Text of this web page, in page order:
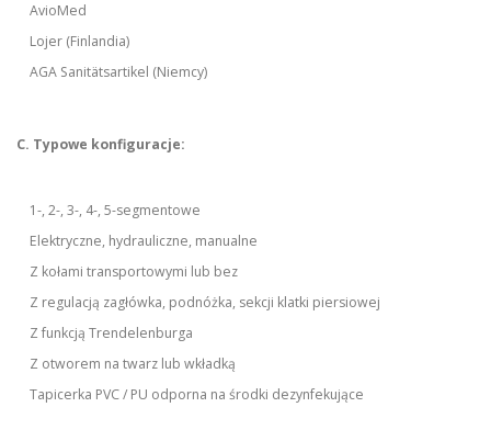
AvioMed
Lojer (Finlandia)
AGA Sanitätsartikel (Niemcy)
C. Typowe konfiguracje:
1-, 2-, 3-, 4-, 5-segmentowe
Elektryczne, hydrauliczne, manualne
Z kołami transportowymi lub bez
Z regulacją zagłówka, podnóżka, sekcji klatki piersiowej
Z funkcją Trendelenburga
Z otworem na twarz lub wkładką
Tapicerka PVC / PU odporna na środki dezynfekujące